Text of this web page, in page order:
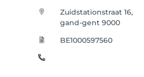
Zuidstationstraat 16,
gand-gent 9000
BE1000597560